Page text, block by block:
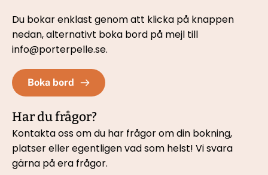
Du bokar enklast genom att klicka på knappen
nedan, alternativt boka bord på mejl till
info@porterpelle.se.
Boka bord
Har du frågor?
Kontakta oss om du har frågor om din bokning,
platser eller egentligen vad som helst! Vi svara
gärna på era frågor.